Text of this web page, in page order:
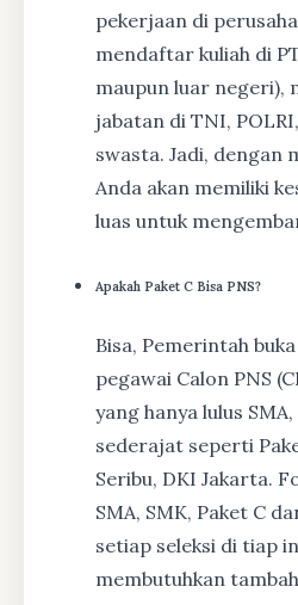
pekerjaan di
mendaftar kuliah di
maupun luar negeri),
jabatan di TNI,
swasta. Jadi, dengan
Anda akan memiliki
luas untuk
Apakah Paket C Bisa PNS?
Bisa, Pemerintah
pegawai Calon PNS
yang hanya lulus
sederajat seperti
Seribu, DKI Jakarta.
SMA, SMK, Paket C
setiap seleksi di tiap
membutuhkan